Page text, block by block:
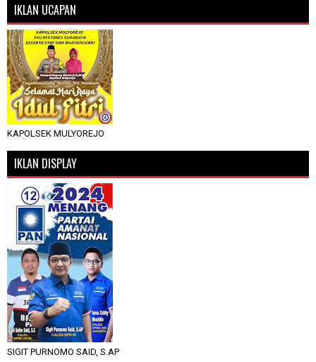
IKLAN UCAPAN
KAPOLSEK MULYOREJO
IKLAN DISPLAY
SIGIT PURNOMO SAID, S.AP